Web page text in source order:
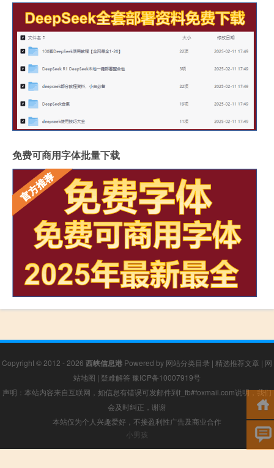
免费可商用字体批量下载
Copyright © 2012 - 2026 西峡信息港 Powered by 网站分类目录 | 精选推荐文章 | 网
站地图 | 疑难解答 豫ICP备10007919号
声明：本站内容来自互联网，如信息有错误可发邮件到f_fb#foxmail.com说明，我们
会及时纠正，谢谢
本站仅为个人兴趣爱好，不接盈利性广告及商业合作
小男孩